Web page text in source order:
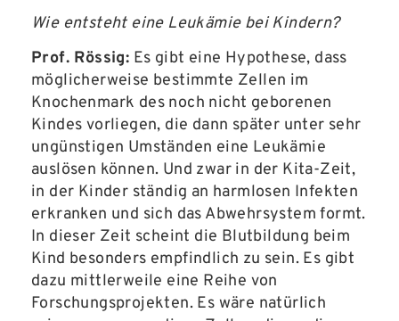
Wie entsteht eine Leukämie bei Kindern?
Prof. Rössig: Es gibt eine Hypothese, dass
möglicherweise bestimmte Zellen im
Knochenmark des noch nicht geborenen
Kindes vorliegen, die dann später unter sehr
ungünstigen Umständen eine Leukämie
auslösen können. Und zwar in der Kita-Zeit,
in der Kinder ständig an harmlosen Infekten
erkranken und sich das Abwehrsystem formt.
In dieser Zeit scheint die Blutbildung beim
Kind besonders empfindlich zu sein. Es gibt
dazu mittlerweile eine Reihe von
Forschungsprojekten. Es wäre natürlich